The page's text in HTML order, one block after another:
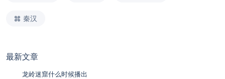
秦汉
最新文章
龙岭迷窟什么时候播出